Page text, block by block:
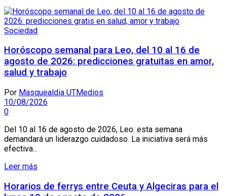
Sociedad
Horóscopo semanal para Leo, del 10 al 16 de
agosto de 2026: predicciones gratuitas en amor,
salud y trabajo
Por Masquealdia UTMedios
10/08/2026
0
Del 10 al 16 de agosto de 2026, Leo: esta semana
demandará un liderazgo cuidadoso. La iniciativa será más
efectiva...
Leer más
Horarios de ferrys entre Ceuta y Algeciras para el